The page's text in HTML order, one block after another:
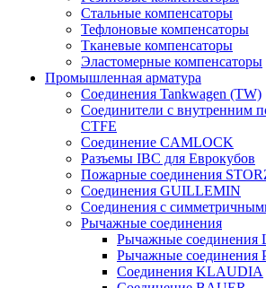
Стальные компенсаторы
Тефлоновые компенсаторы
Тканевые компенсаторы
Эластомерные компенсаторы
Промышленная арматура
Соединения Tankwagen (TW)
Соединители с внутренним
CTFE
Соединение CAMLOCK
Разъемы IBC для Еврокубов
Пожарные соединения
Соединения GUILLEMIN
Соединения с
Рычажные соединения
Рычажные соединения
Рычажные соединения
Соединения KLAUDIA